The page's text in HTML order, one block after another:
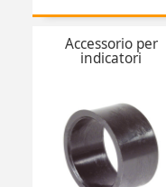
Accessorio per
indicatori